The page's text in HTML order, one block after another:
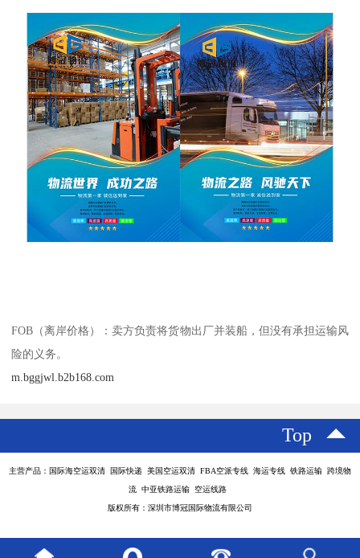
FOB（离岸价格）：卖方负责将货物出厂并装船，但没有承担运输风
险的义务。
m.bggjwl.b2b168.com
Top
主营产品：国际海空运双清 国际快递 美国空运双清 FBA空派专线 海运专线 铁路运输 跨境物
流 中亚铁路运输 空运线路
版权所有：深圳市博冠国际物流有限公司